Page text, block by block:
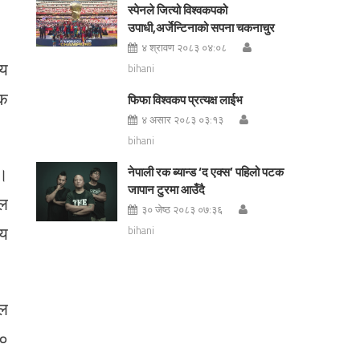
स्पेनले जित्यो विश्वकपको
उपाधी,अर्जेन्टिनाको सपना चकनाचुर
४ श्रावण २०८३ ०४:०८
bihani
फिफा विश्वकप प्रत्यक्ष लाईभ
४ असार २०८३ ०३:१३
bihani
नेपाली रक ब्यान्ड ‘द एक्स’ पहिलो पटक
जापान टुरमा आउँदै
३० जेष्ठ २०८३ ०७:३६
bihani